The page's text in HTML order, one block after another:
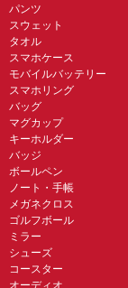
パンツ
スウェット
タオル
スマホケース
モバイルバッテリー
スマホリング
バッグ
マグカップ
キーホルダー
バッジ
ボールペン
ノート・手帳
メガネクロス
ゴルフボール
ミラー
シューズ
コースター
オーディオ